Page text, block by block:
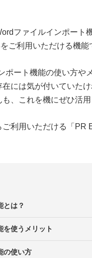
ファイルインポート
ご利用いただける機能
ポート機能の使い方や
在には気が付いていた
、これを機にぜひ活用
利用いただける「PR
とは？
を使うメリット
が省ける
の使い方